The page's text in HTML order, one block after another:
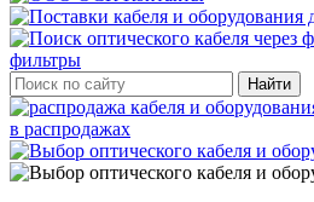
фильтры
Найти
в распродажах